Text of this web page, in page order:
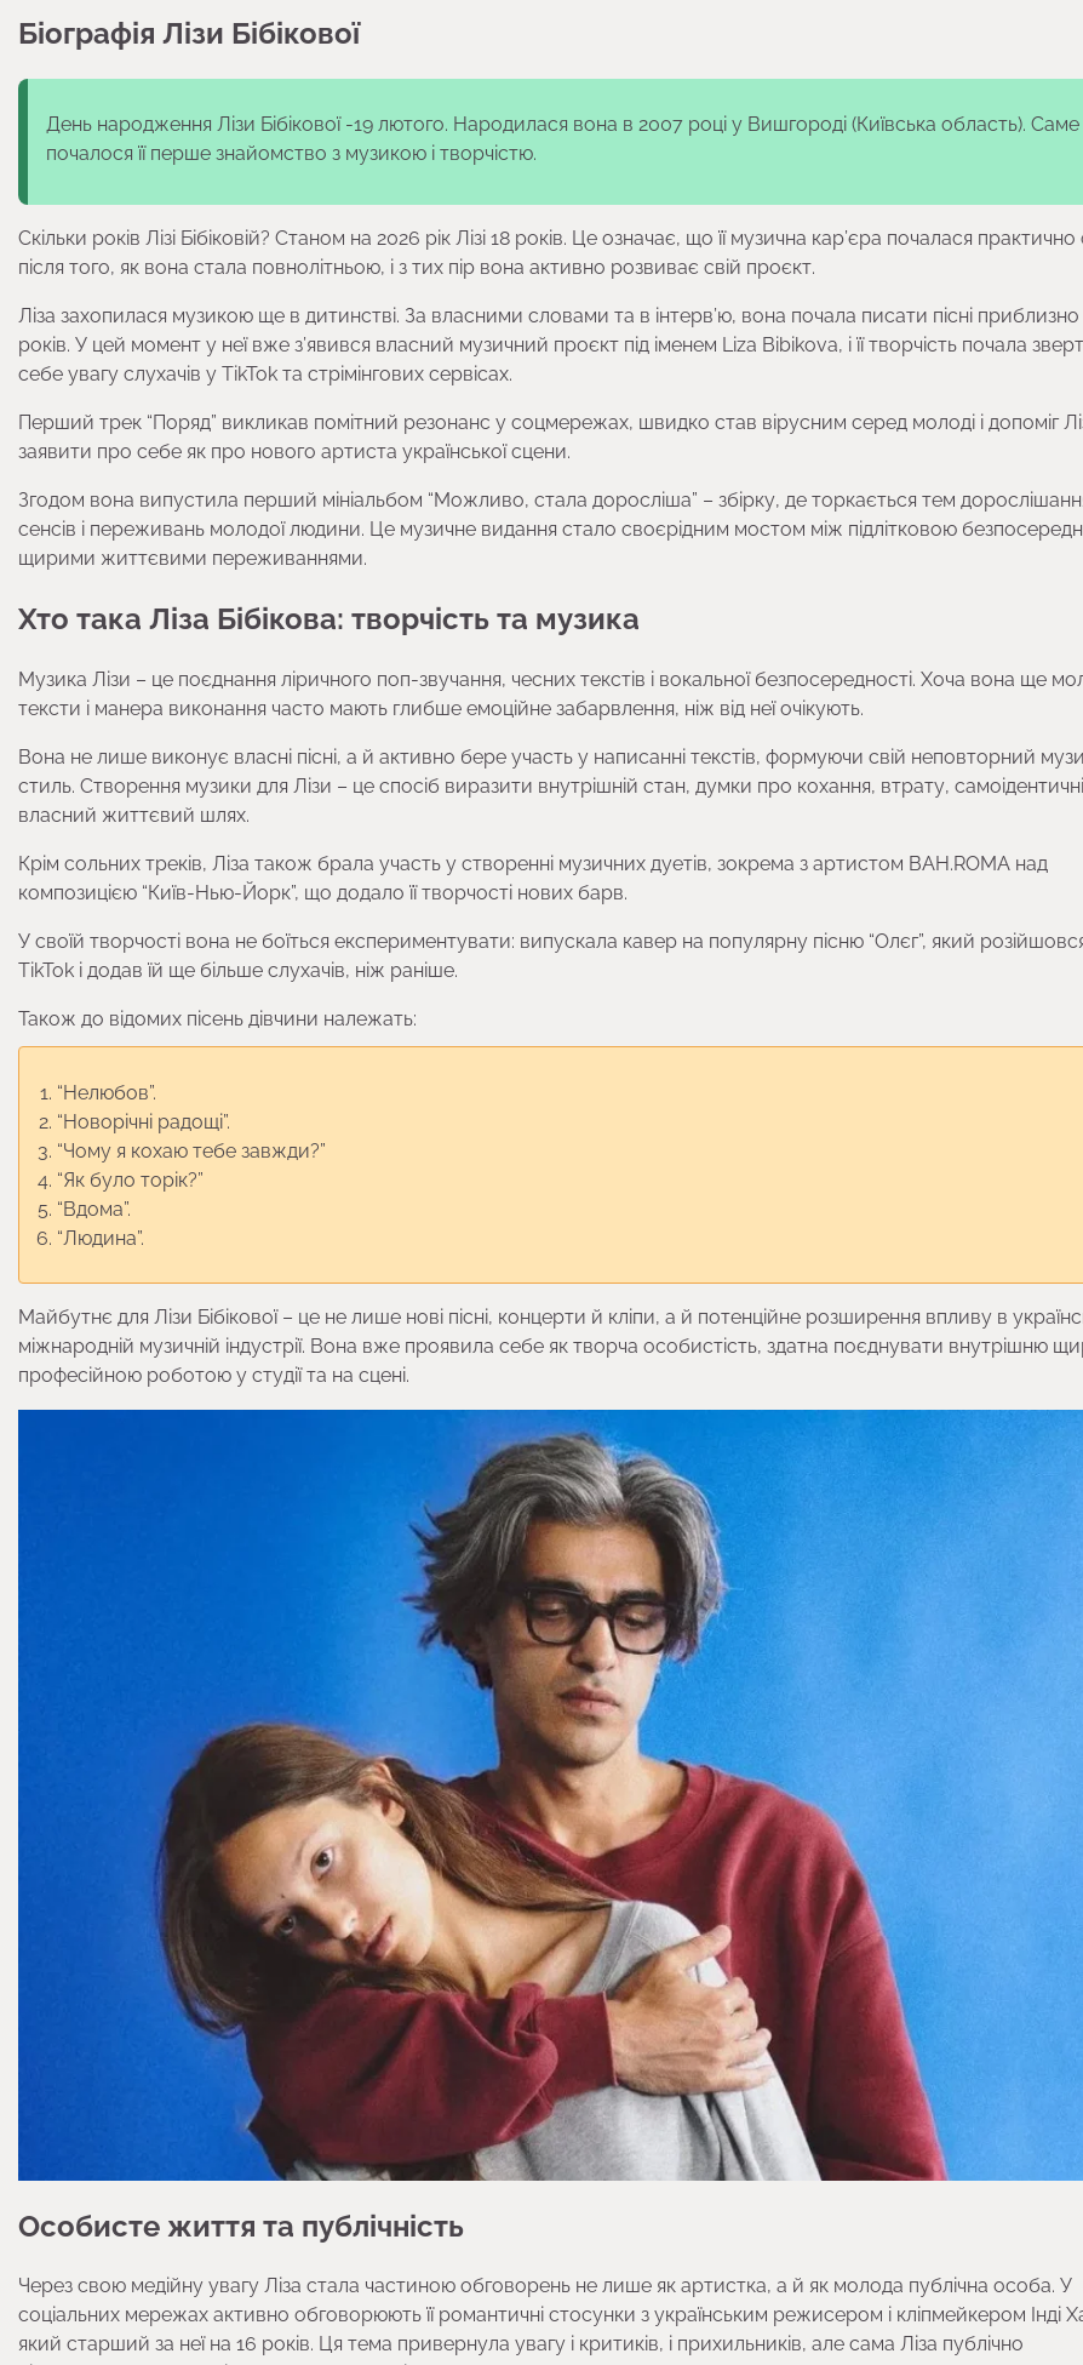
Біографія Лізи Бібікової
День народження Лізи Бібікової -19 лютого. Народилася вона в 2007 році у Вишгороді (Київська область).
почалося її перше знайомство з музикою і творчістю.
Скільки років Лізі Бібіковій? Станом на 2026 рік Лізі 18 років. Це означає, що її музична кар’єра почалася
після того, як вона стала повнолітньою, і з тих пір вона активно розвиває свій проєкт.
Ліза захопилася музикою ще в дитинстві. За власними словами та в інтерв’ю, вона почала писати пісні приблизно
років. У цей момент у неї вже з’явився власний музичний проєкт під іменем Liza Bibikova, і її творчість почала
себе увагу слухачів у TikTok та стрімінгових сервісах.
Перший трек “Поряд” викликав помітний резонанс у соцмережах, швидко став вірусним серед молоді і допоміг
заявити про себе як про нового артиста української сцени.
Згодом вона випустила перший мініальбом “Можливо, стала доросліша” – збірку, де торкається тем
сенсів і переживань молодої людини. Це музичне видання стало своєрідним мостом між підлітковою
щирими життєвими переживаннями.
Хто така Ліза Бібікова: творчість та музика
Музика Лізи – це поєднання ліричного поп-звучання, чесних текстів і вокальної безпосередності. Хоча вона ще
тексти і манера виконання часто мають глибше емоційне забарвлення, ніж від неї очікують.
Вона не лише виконує власні пісні, а й активно бере участь у написанні текстів, формуючи свій неповторний
стиль. Створення музики для Лізи – це спосіб виразити внутрішній стан, думки про кохання, втрату,
власний життєвий шлях.
Крім сольних треків, Ліза також брала участь у створенні музичних дуетів, зокрема з артистом BAH.ROMA над
композицією “Київ-Нью-Йорк”, що додало її творчості нових барв.
У своїй творчості вона не боїться експериментувати: випускала кавер на популярну пісню “Олєг”, який
TikTok і додав їй ще більше слухачів, ніж раніше.
Також до відомих пісень дівчини належать:
“Нелюбов”.
“Новорічні радощі”.
“Чому я кохаю тебе завжди?”
“Як було торік?”
“Вдома”.
“Людина”.
Майбутнє для Лізи Бібікової – це не лише нові пісні, концерти й кліпи, а й потенційне розширення впливу в
міжнародній музичній індустрії. Вона вже проявила себе як творча особистість, здатна поєднувати внутрішню
професійною роботою у студії та на сцені.
Особисте життя та публічність
Через свою медійну увагу Ліза стала частиною обговорень не лише як артистка, а й як молода публічна особа. У
соціальних мережах активно обговорюють її романтичні стосунки з українським режисером і кліпмейкером Інді
який старший за неї на 16 років. Ця тема привернула увагу і критиків, і прихильників, але сама Ліза публічно